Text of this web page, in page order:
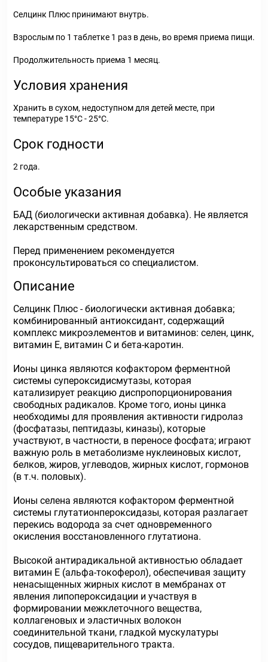
Селцинк Плюс принимают внутрь.
Взрослым по 1 таблетке 1 раз в день, во время приема пищи.
Продолжительность приема 1 месяц.
Условия хранения
Хранить в сухом, недоступном для детей месте, при
температуре 15°С - 25°С.
Срок годности
2 года.
Особые указания
БАД (биологически активная добавка). Не является
лекарственным средством.
Перед применением рекомендуется
проконсультироваться со специалистом.
Описание
Селцинк Плюс - биологически активная добавка;
комбинированный антиоксидант, содержащий
комплекс микроэлементов и витаминов: селен, цинк,
витамин Е, витамин С и бета-каротин.
Ионы цинка являются кофактором ферментной
системы супероксидисмутазы, которая
катализирует реакцию диспропорционирования
свободных радикалов. Кроме того, ионы цинка
необходимы для проявления активности гидролаз
(фосфатазы, пептидазы, киназы), которые
участвуют, в частности, в переносе фосфата; играют
важную роль в метаболизме нуклеиновых кислот,
белков, жиров, углеводов, жирных кислот, гормонов
(в т.ч. половых).
Ионы селена являются кофактором ферментной
системы глутатионпероксидазы, которая разлагает
перекись водорода за счет одновременного
окисления восстановленного глутатиона.
Высокой антирадикальной активностью обладает
витамин Е (альфа-токоферол), обеспечивая защиту
ненасыщенных жирных кислот в мембранах от
явления липопероксидации и участвуя в
формировании межклеточного вещества,
коллагеновых и эластичных волокон
соединительной ткани, гладкой мускулатуры
сосудов, пищеварительного тракта.